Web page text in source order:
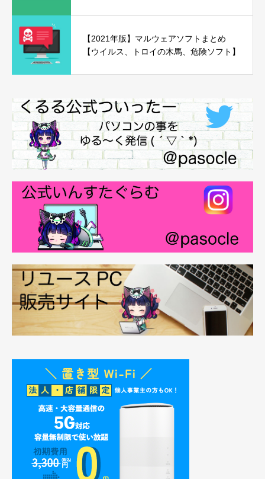
【2021年版】マルウェアソフトまとめ
【ウイルス、トロイの木馬、危険ソフト】